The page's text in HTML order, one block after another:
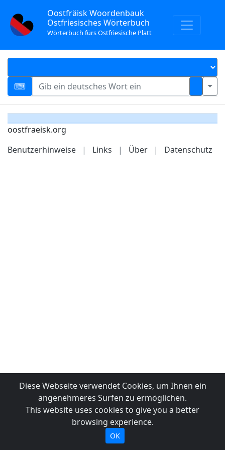
Oostfräisk Woordenbauk
Ostfriesisches Wörterbuch
Wörterbuch fürs Ostfriesische Platt
oostfraeisk.org
Benutzerhinweise
| Links | Über | Datenschutz
Diese Webseite verwendet Cookies, um Ihnen ein
angenehmeres Surfen zu ermöglichen.
This website uses cookies to give you a better
browsing experience.
OK